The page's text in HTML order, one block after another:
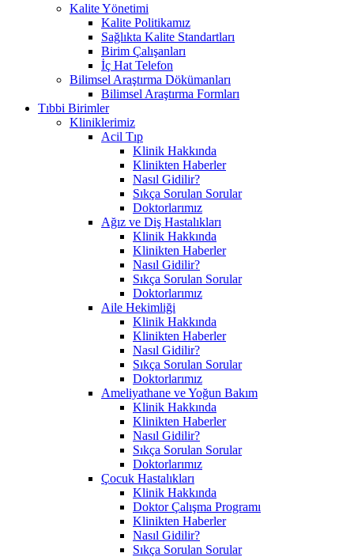
Kalite Yönetimi
Kalite Politikamız
Sağlıkta Kalite Standartları
Birim Çalışanları
İç Hat Telefon
Bilimsel Araştırma Dökümanları
Bilimsel Araştırma Formları
Tıbbi Birimler
Kliniklerimiz
Acil Tıp
Klinik Hakkında
Klinikten Haberler
Nasıl Gidilir?
Sıkça Sorulan Sorular
Doktorlarımız
Ağız ve Diş Hastalıkları
Klinik Hakkında
Klinikten Haberler
Nasıl Gidilir?
Sıkça Sorulan Sorular
Doktorlarımız
Aile Hekimliği
Klinik Hakkında
Klinikten Haberler
Nasıl Gidilir?
Sıkça Sorulan Sorular
Doktorlarımız
Ameliyathane ve Yoğun Bakım
Klinik Hakkında
Klinikten Haberler
Nasıl Gidilir?
Sıkça Sorulan Sorular
Doktorlarımız
Çocuk Hastalıkları
Klinik Hakkında
Doktor Çalışma Programı
Klinikten Haberler
Nasıl Gidilir?
Sıkça Sorulan Sorular